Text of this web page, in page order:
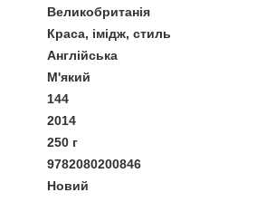
Великобританія
Краса, імідж, стиль
Англійська
М'який
144
2014
250 г
9782080200846
Новий